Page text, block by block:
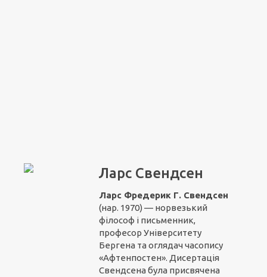
Ларс Свендсен
Ларс Фредерик Г. Свендсен
(нар. 1970) — норвезький
філософ і письменник,
професор Університету
Бергена та оглядач часопису
«Афтенпостен». Дисертація
Свендсена була присвячена